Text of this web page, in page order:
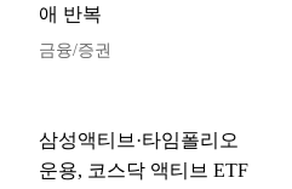
애 반복
금융/증권
삼성액티브·타임폴리오
운용, 코스닥 액티브 ETF